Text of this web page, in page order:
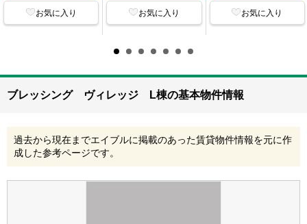
お気に入り お気に入り お気に入り
ブレッシング ヴィレッジ L棟の基本物件情報
過去から現在までエイブルに掲載のあった賃貸物件情報を元に作
成した参考ページです。